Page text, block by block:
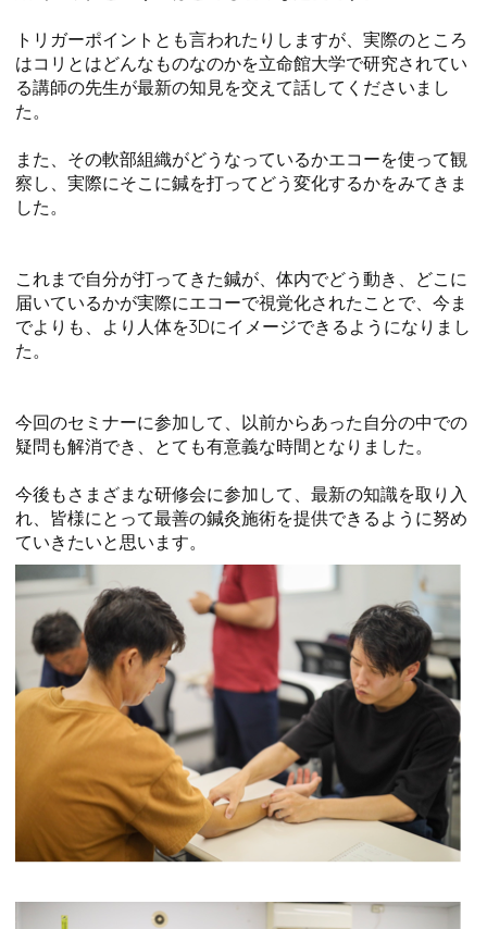
トリガーポイントとも言われたりしますが、実際のところ
はコリとはどんなものなのかを立命館大学で研究されてい
る講師の先生が最新の知見を交えて話してくださいまし
た。
また、その軟部組織がどうなっているかエコーを使って観
察し、実際にそこに鍼を打ってどう変化するかをみてきま
した。
これまで自分が打ってきた鍼が、体内でどう動き、どこに
届いているかが実際にエコーで視覚化されたことで、今ま
でよりも、より人体を3Dにイメージできるようになりまし
た。
今回のセミナーに参加して、以前からあった自分の中での
疑問も解消でき、とても有意義な時間となりました。
今後もさまざまな研修会に参加して、最新の知識を取り入
れ、皆様にとって最善の鍼灸施術を提供できるように努め
ていきたいと思います。